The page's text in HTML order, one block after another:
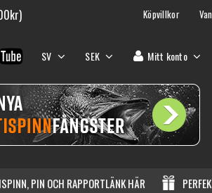
Köpvillkor
SV SEK Mitt konto
PIN OCH RAPPORTLÄNK HÄR